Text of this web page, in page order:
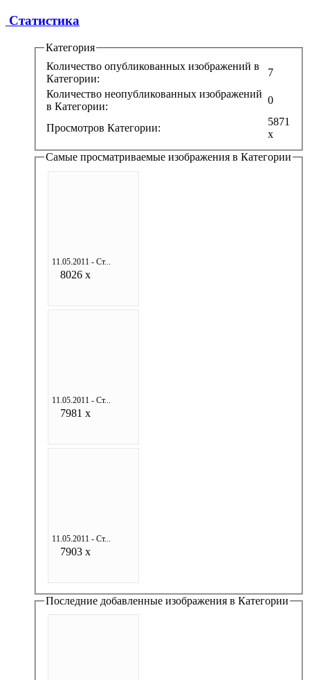
Статистика
Категория
Количество опубликованных изображений в
Категории:
7
Количество неопубликованных изображений
в Категории:
0
Просмотров Категории:
5871
x
Самые просматриваемые изображения в Категории
11.05.2011 - Ст...
8026 x
11.05.2011 - Ст...
7981 x
11.05.2011 - Ст...
7903 x
Последние добавленные изображения в Категории